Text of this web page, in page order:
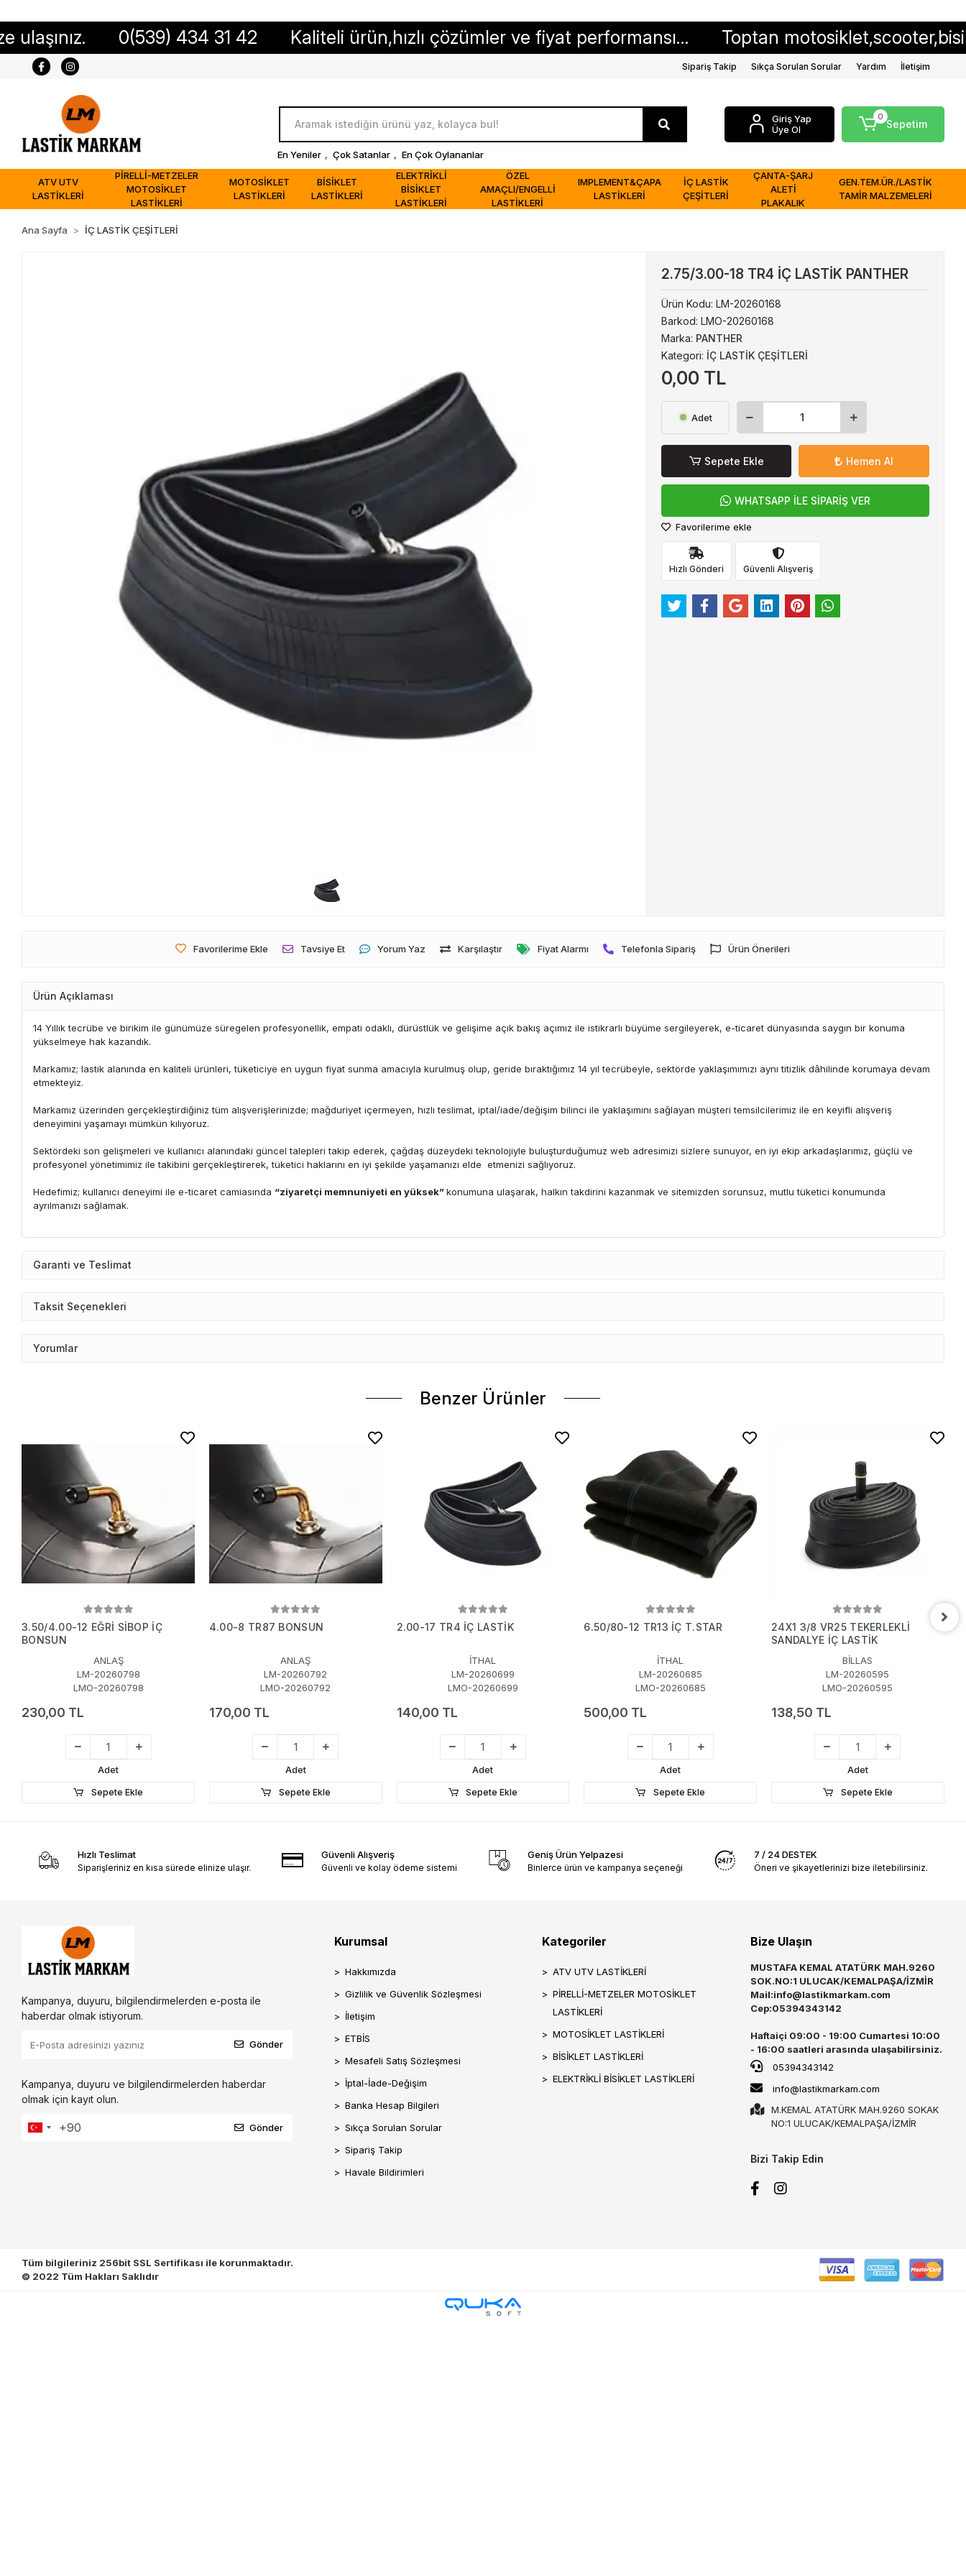
0(539) 434 31 42 Kaliteli ürün,hızlı çözümler ve fiyat performansı... Toptan motosiklet,scooter,bisiklet iç
Sipariş Takip Sıkça Sorulan Sorular Yardım İletişim
En Yeniler , Çok Satanlar , En Çok Oylananlar
Giriş Yap
Üye Ol
0
Sepetim
ATV UTV
LASTİKLERİ
PİRELLİ-METZELER
MOTOSİKLET
LASTİKLERİ
MOTOSİKLET
LASTİKLERİ
BİSİKLET
LASTİKLERİ
ELEKTRİKLİ
BİSİKLET
LASTİKLERİ
ÖZEL
AMAÇLI/ENGELLİ
LASTİKLERİ
IMPLEMENT&ÇAPA
LASTİKLERİ
İÇ LASTİK
ÇEŞİTLERİ
ÇANTA-ŞARJ
ALETİ
PLAKALIK
GEN.TEM.ÜR./LASTİK
TAMİR MALZEMELERİ
Ana Sayfa İÇ LASTİK ÇEŞİTLERİ
2.75/3.00-18 TR4 İÇ LASTİK PANTHER
Ürün Kodu: LM-20260168
Barkod: LMO-20260168
Marka: PANTHER
Kategori: İÇ LASTİK ÇEŞİTLERİ
0,00 TL
Adet
Sepete Ekle Hemen Al
WHATSAPP İLE SİPARİŞ VER
Favorilerime ekle
Hızlı Gönderi Güvenli Alışveriş
Favorilerime Ekle Tavsiye Et Yorum Yaz Karşılaştır Fiyat Alarmı Telefonla Sipariş Ürün Önerileri
Ürün Açıklaması
14 Yıllık tecrübe ve birikim ile günümüze süregelen profesyonellik, empati odaklı, dürüstlük ve gelişime açık bakış açımız ile istikrarlı büyüme sergileyerek, e-ticaret dünyasında saygın bir konuma
yükselmeye hak kazandık.
Markamız; lastik alanında en kaliteli ürünleri, tüketiciye en uygun fiyat sunma amacıyla kurulmuş olup, geride bıraktığımız 14 yıl tecrübeyle, sektörde yaklaşımımızı aynı titizlik dâhilinde korumaya devam
etmekteyiz.
Markamız üzerinden gerçekleştirdiğiniz tüm alışverişlerinizde; mağduriyet içermeyen, hızlı teslimat, iptal/iade/değişim bilinci ile yaklaşımını sağlayan müşteri temsilcilerimiz ile en keyifli alışveriş
deneyimini yaşamayı mümkün kılıyoruz.
Sektördeki son gelişmeleri ve kullanıcı alanındaki güncel talepleri takip ederek, çağdaş düzeydeki teknolojiyle buluşturduğumuz web adresimizi sizlere sunuyor, en iyi ekip arkadaşlarımız, güçlü ve
profesyonel yönetimimiz ile takibini gerçekleştirerek, tüketici haklarını en iyi şekilde yaşamanızı elde etmenizi sağlıyoruz.
Hedefimiz; kullanıcı deneyimi ile e-ticaret camiasında “ziyaretçi memnuniyeti en yüksek”konumuna ulaşarak, halkın takdirini kazanmak ve sitemizden sorunsuz, mutlu tüketici konumunda
ayrılmanızı sağlamak.
Garanti ve Teslimat
Taksit Seçenekleri
Yorumlar
Benzer Ürünler
3.50/4.00-12 EĞRİ SİBOP İÇ
BONSUN
ANLAŞ
LM-20260798
LMO-20260798
230,00 TL
Adet
Sepete Ekle
4.00-8 TR87 BONSUN
ANLAŞ
LM-20260792
LMO-20260792
170,00 TL
Adet
Sepete Ekle
2.00-17 TR4 İÇ LASTİK
İTHAL
LM-20260699
LMO-20260699
140,00 TL
Adet
Sepete Ekle
6.50/80-12 TR13 İÇ T.STAR
İTHAL
LM-20260685
LMO-20260685
500,00 TL
Adet
Sepete Ekle
24X1 3/8 VR25 TEKERLEKLİ
SANDALYE İÇ LASTİK
BİLLAS
LM-20260595
LMO-20260595
138,50 TL
Adet
Sepete Ekle
Hızlı Teslimat
Siparişleriniz en kısa sürede elinize ulaşır.
Güvenli Alışveriş
Güvenli ve kolay ödeme sistemi
Geniş Ürün Yelpazesi
Binlerce ürün ve kampanya seçeneği
7 / 24 DESTEK
Öneri ve şikayetlerinizi bize iletebilirsiniz.
Kampanya, duyuru, bilgilendirmelerden e-posta ile
haberdar olmak istiyorum.
Gönder
Kampanya, duyuru ve bilgilendirmelerden haberdar
olmak için kayıt olun.
Gönder
Kurumsal
Hakkımızda
Gizlilik ve Güvenlik Sözleşmesi
İletişim
ETBİS
Mesafeli Satış Sözleşmesi
İptal-İade-Değişim
Banka Hesap Bilgileri
Sıkça Sorulan Sorular
Sipariş Takip
Havale Bildirimleri
Kategoriler
ATV UTV LASTİKLERİ
PİRELLİ-METZELER MOTOSİKLET
LASTİKLERİ
MOTOSİKLET LASTİKLERİ
BİSİKLET LASTİKLERİ
ELEKTRİKLİ BİSİKLET LASTİKLERİ
Bize Ulaşın
MUSTAFA KEMAL ATATÜRK MAH.9260
SOK.NO:1 ULUCAK/KEMALPAŞA/İZMİR
Mail:info@lastikmarkam.com
Cep:05394343142
Haftaiçi 09:00 - 19:00 Cumartesi 10:00
- 16:00 saatleri arasında ulaşabilirsiniz.
05394343142
info@lastikmarkam.com
M.KEMAL ATATÜRK MAH.9260 SOKAK
NO:1 ULUCAK/KEMALPAŞA/İZMİR
Bizi Takip Edin
Tüm bilgileriniz 256bit SSL Sertifikası ile korunmaktadır.
© 2022 Tüm Hakları Saklıdır